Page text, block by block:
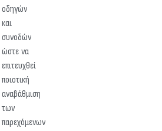
οδηγών
και
συνοδών
ώστε να
επιτευχθεί
ποιοτική
αναβάθμιση
των
παρεχόμενων